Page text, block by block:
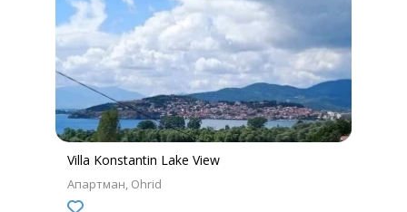
Villa Konstantin Lake View
Апартман Ohrid